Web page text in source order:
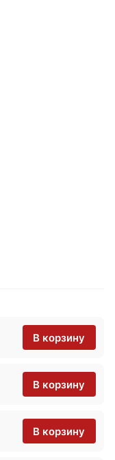
В корзину
В корзину
В корзину